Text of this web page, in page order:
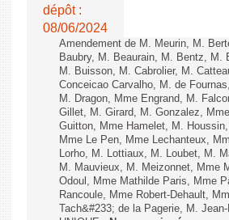
dépôt :
08/06/2024
Amendement de M. Meurin, M.
Baubry, M. Beaurain, M. Bentz,
M. Buisson, M. Cabrolier, M.
Conceicao Carvalho, M. de
M. Dragon, Mme Engrand, M.
Gillet, M. Girard, M. Gonzalez,
Guitton, Mme Hamelet, M.
Mme Le Pen, Mme Lechanteux,
Lorho, M. Lottiaux, M. Loubet, M.
M. Mauvieux, M. Meizonnet, Mme
Odoul, Mme Mathilde Paris, Mme
Rancoule, Mme Robert-Dehault,
Tach&#233; de la Pagerie, M.